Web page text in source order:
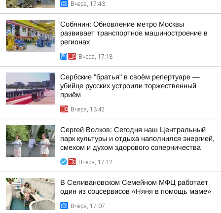
Вчера, 17:43
Собянин: Обновление метро Москвы
развивает транспортное машиностроение в
регионах
Вчера, 17:18
Сербские "братья" в своём репертуаре —
убийце русских устроили торжественный
приём
Вчера, 13:42
Сергей Волков: Сегодня наш Центральный
парк культуры и отдыха наполнился энергией,
смехом и духом здорового соперничества
Вчера, 17:12
В Селивановском Семейном МФЦ работает
один из соцсервисов «Няня в помощь маме»
Вчера, 17:07